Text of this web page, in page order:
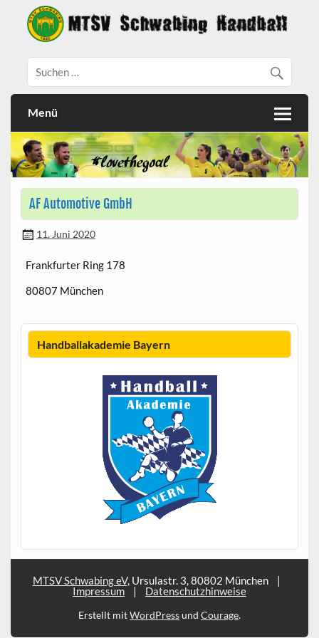
Menü
AF Automotive GmbH
11. Juni 2020
Frankfurter Ring 178
80807 München
Handballakademie Bayern
MTSV Schwabing eV, Ursulastr. 3, 80802 München|
Impressum | Datenschutzhinweise
Erstellt mitWordPressund Courage.